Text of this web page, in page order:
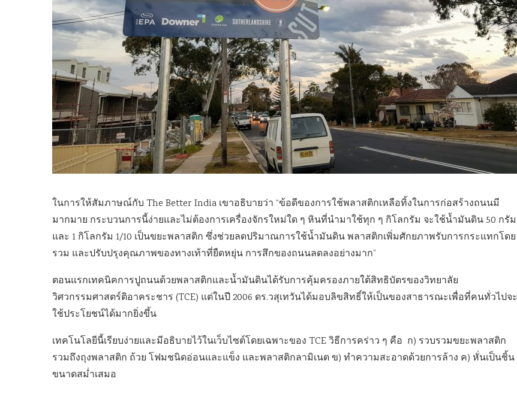
ในการให้สัมภาษณ์กับ The Better India เขาอธิบายว่า “ข้อดีของการใช้พลาสติกเหลือทิ้งในการก่อสร้างถนนมี
มากมาย กระบวนการนี้ง่ายและไม่ต้องการเครื่องจักรใหม่ใด ๆ หินที่นำมาใช้ทุก ๆ กิโลกรัม จะใช้น้ำมันดิน 50 กรัม
และ 1 กิโลกรัม 1/10 เป็นขยะพลาสติก ซึ่งช่วยลดปริมาณการใช้น้ำมันดิน พลาสติกเพิ่มศักยภาพรับการกระแทกโดย
รวม และปรับปรุงคุณภาพของทางเท้าที่ยืดหยุ่น การสึกของถนนลดลงอย่างมาก”
ตอนแรกเทคนิคการปูถนนด้วยพลาสติกและน้ำมันดินได้รับการคุ้มครองภายใต้สิทธิบัตรของวิทยาลัย
วิศวกรรมศาสตร์ติอาคระชาร (TCE) แต่ในปี 2006 ดร.วสุเทวันได้มอบลิขสิทธิ์ให้เป็นของสาธารณะเพื่อที่คนทั่วไปจะ
ใช้ประโยชน์ได้มากยิ่งขึ้น
เทคโนโลยีนี้เรียบง่ายและมีอธิบายไว้ในเว็บไซต์โดยเฉพาะของ TCE วิธีการคร่าว ๆ คือ ก) รวบรวมขยะพลาสติก
รวมถึงถุงพลาสติก ถ้วย โฟมชนิดอ่อนและแข็ง และพลาสติกลามิเนต ข) ทำความสะอาดด้วยการล้าง ค) หั่นเป็นชิ้น
ขนาดสม่ำเสมอ